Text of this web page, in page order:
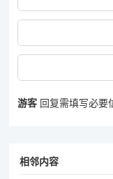
具有不同的形状、颜
或者达到一定的游戏
能够为角色增添一份
体形象相匹配的翅膀
坐骑与宠物：拥有
色的移动速度或战斗
具，可以获得这些独
游客 回复需填写必要
相邻内容